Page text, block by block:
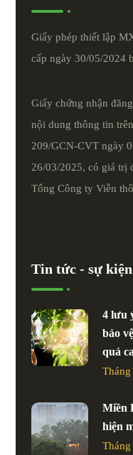
Giấy phép thiết lập
cấp ngày 30/05/2024
Giấy chứng nhận
nội dung thông tin
209/GCN-CVT ngày
26/03/2025, có giá trị
Tổng Công ty Viễn
Tin tức - sự kiện
4 lưu
bảo
quả
Miền
hiện